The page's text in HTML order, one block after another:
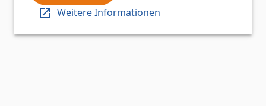
Weitere Informationen